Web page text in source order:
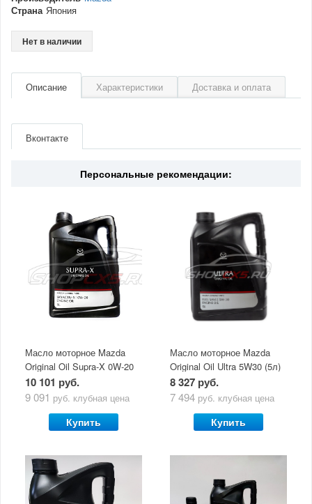
Страна Япония
Нет в наличии
Описание Характеристики Доставка и оплата
Страна Япония
Вконтакте
Персональные рекомендации:
Масло моторное Mazda
Original Oil Supra-X 0W-20
(5 л)
10 101 руб.
9 091 руб. клубная цена
Купить
Масло моторное Mazda
Original Oil Ultra 5W30 (5л)
8 327 руб.
7 494 руб. клубная цена
Купить